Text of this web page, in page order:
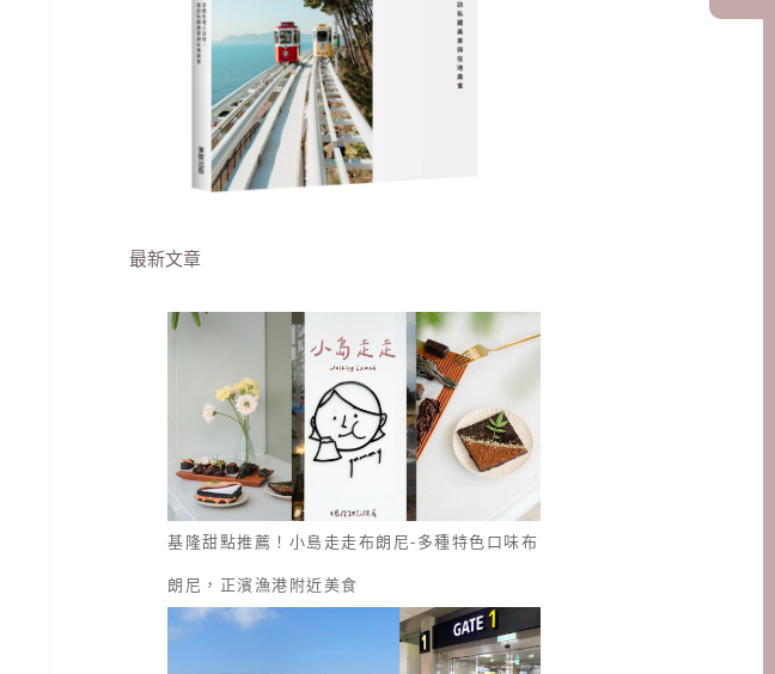
最新文章
基隆甜點推薦！小島走走布朗尼-多種特色口味布
朗尼，正濱漁港附近美食